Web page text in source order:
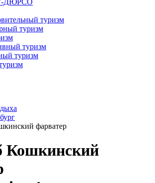
ДЮРСО
туризм
туризм
туризм
туризм
фарватер
Кошкинский